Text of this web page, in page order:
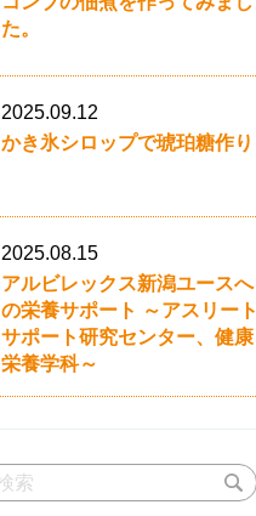
た。
2025.09.12
かき氷シロップで琥珀糖作り
2025.08.15
アルビレックス新潟ユースへ
の栄養サポート ～アスリート
サポート研究センター、健康
栄養学科～